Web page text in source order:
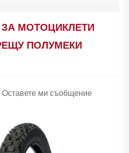
МОТОЦИКЛЕТИ
ПОЛУМЕКИ
Оставете ми съобщение